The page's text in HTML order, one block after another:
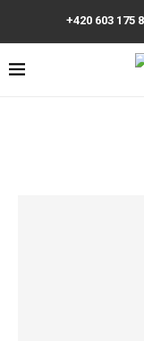
+420 603 175